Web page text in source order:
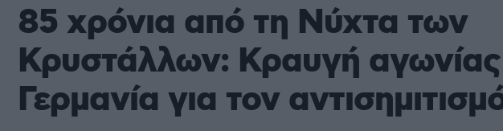
85 χρόνια από τη Νύχτα των
Κρυστάλλων: Κραυγή
Γερμανία για τον